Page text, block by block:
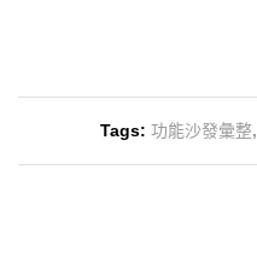
Tags: 功能沙發彙整,